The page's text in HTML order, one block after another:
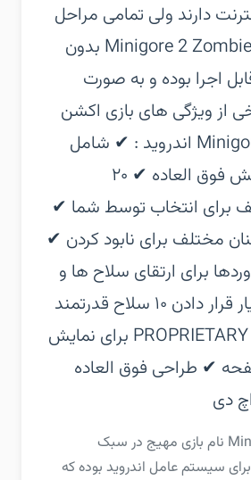
دارند ولی تمامی مراحل
و سطوح بازی Minigore 2 Zombies بدون
اجرا بوده و به صورت
از ویژگی های بازی اکشن
Minigore 2: Zombies اندروید :‏ ✔ شامل
بیش از ۳۰۰ چالش فوق العاده‏ ✔ ۲۰
انتخاب توسط شما‏ ✔
۶۰ دشمنان مختلف برای نابود کردن‏ ✔
برای ارتقای سلاح ها و
قدرت‏ ✔ در اختیار قرار دادن ۱۰ سلاح قدرتمند
و عالی‏ ✔ موتور PROPRIETARY برای نمایش
صفحه‏ ✔ طراحی فوق العاده
دی
‏‏Minigore 2: Zombies نام بازی مهیج در سبک
سیستم عامل اندروید بوده که